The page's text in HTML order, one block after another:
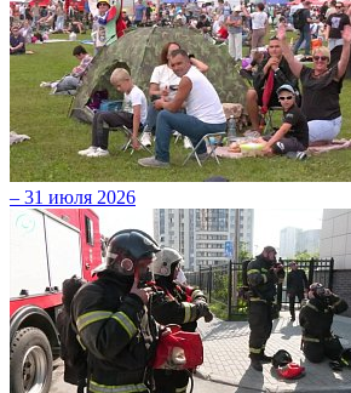
– 31 июля 2026